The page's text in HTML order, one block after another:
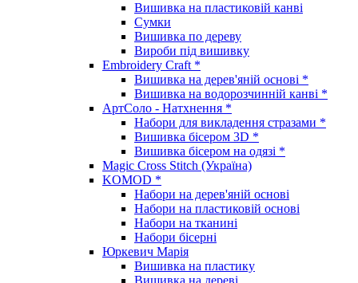
Вишивка на пластиковій канві
Сумки
Вишивка по дереву
Вироби під вишивку
Embroidery Craft *
Вишивка на дерев'яній основі *
Вишивка на водорозчинній канві *
АртСоло - Натхнення *
Набори для викладення стразами *
Вишивка бісером 3D *
Вишивка бісером на одязі *
Magic Cross Stitch (Україна)
KOMOD *
Набори на дерев'яній основі
Набори на пластиковій основі
Набори на тканині
Набори бісерні
Юркевич Марія
Вишивка на пластику
Вишивка на дереві